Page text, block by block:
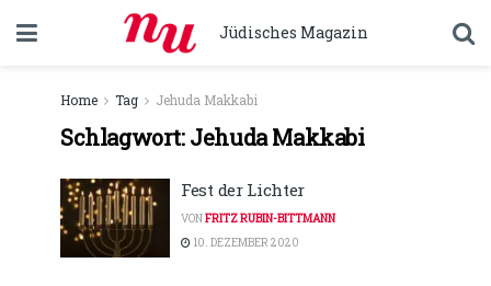
Jüdisches Magazin
Home Tag Jehuda Makkabi
Schlagwort:Jehuda Makkabi
Fest der Lichter
VONFRITZ RUBIN-BITTMANN
10. DEZEMBER 2020